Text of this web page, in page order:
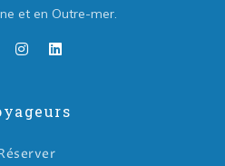
et en Outre-mer.